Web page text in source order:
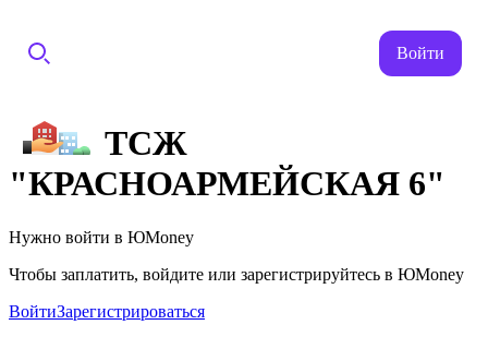
Войти
ТСЖ
"КРАСНОАРМЕЙСКАЯ 6"
Нужно войти в ЮMoney
Чтобы заплатить, войдите или зарегистрируйтесь в ЮMoney
ВойтиЗарегистрироваться